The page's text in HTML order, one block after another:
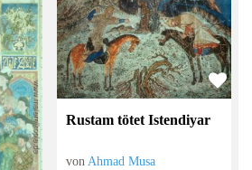
Rustam tötet Istendiyar
vonAhmad Musa